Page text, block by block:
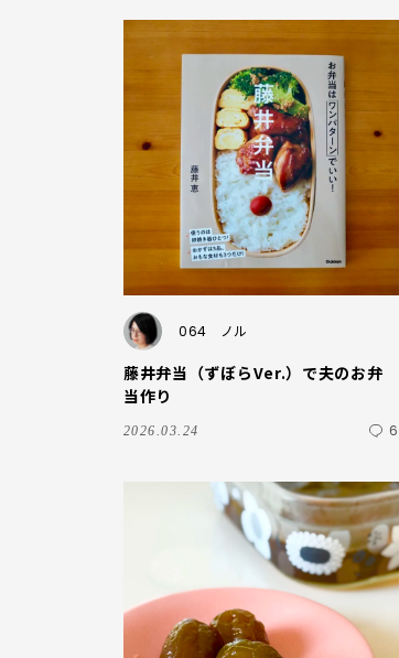
064 ノル
藤井弁当（ずぼらVer.）で夫のお弁
当作り
2026.03.24 6